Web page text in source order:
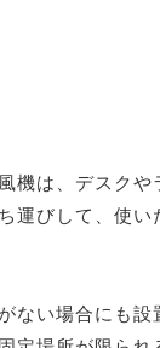
機は、デスク
運びして、使
ない場合にも